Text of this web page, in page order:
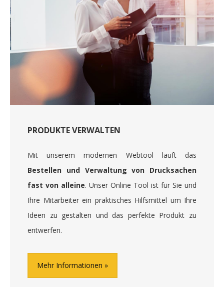
PRODUKTE VERWALTEN
Mit unserem modernen Webtool läuft das
Bestellen und Verwaltung von Drucksachen
fast von alleine. Unser Online Tool ist für Sie und
Ihre Mitarbeiter ein praktisches Hilfsmittel um Ihre
Ideen zu gestalten und das perfekte Produkt zu
entwerfen.
Mehr Informationen